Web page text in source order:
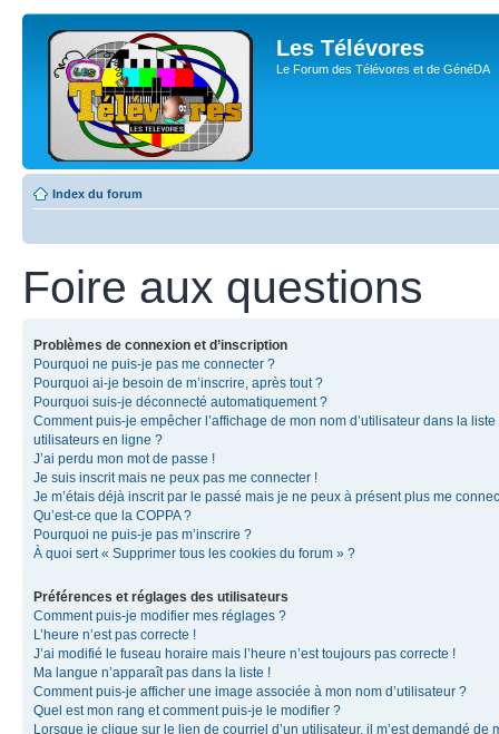
Les Télévores
Le Forum des Télévores et de GénéDA
Index du forum
Foire aux questions
Problèmes de connexion et d’inscription
Pourquoi ne puis-je pas me connecter ?
Pourquoi ai-je besoin de m’inscrire, après tout ?
Pourquoi suis-je déconnecté automatiquement ?
Comment puis-je empêcher l’affichage de mon nom d’utilisateur dans la liste
utilisateurs en ligne ?
J’ai perdu mon mot de passe !
Je suis inscrit mais ne peux pas me connecter !
Je m’étais déjà inscrit par le passé mais je ne peux à présent plus me
Qu’est-ce que la COPPA ?
Pourquoi ne puis-je pas m’inscrire ?
À quoi sert « Supprimer tous les cookies du forum » ?
Préférences et réglages des utilisateurs
Comment puis-je modifier mes réglages ?
L’heure n’est pas correcte !
J’ai modifié le fuseau horaire mais l’heure n’est toujours pas correcte !
Ma langue n’apparaît pas dans la liste !
Comment puis-je afficher une image associée à mon nom d’utilisateur ?
Quel est mon rang et comment puis-je le modifier ?
Lorsque je clique sur le lien de courriel d’un utilisateur, il m’est demandé de